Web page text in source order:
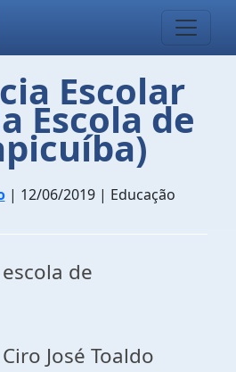
Escolar
Escola de
| 12/06/2019 | Educação
de
José Toaldo